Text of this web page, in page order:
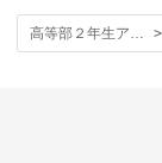
高等部２年生アウティング作文「文系の私が行く王立研究所」